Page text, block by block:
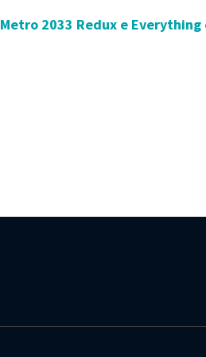
Metro 2033 Redux e